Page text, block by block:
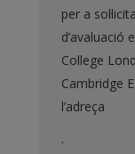
per a
d’avaluació
College
Cambridge
l’adreça
.